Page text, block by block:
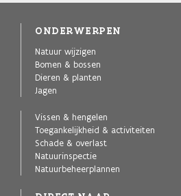
ONDERWERPEN
Natuur wijzigen
Bomen & bossen
Dieren & planten
Jagen
Vissen & hengelen
Toegankelijkheid & activiteiten
Schade & overlast
Natuurinspectie
Natuurbeheerplannen